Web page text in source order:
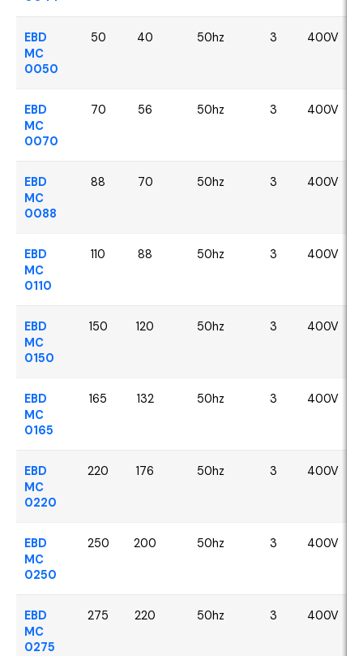
EBD
MC
0050
50 40 50hz 3 400V
EBD
MC
0070
70 56 50hz 3 400V
EBD
MC
0088
88 70 50hz 3 400V
EBD
MC
0110
110 88 50hz 3 400V
EBD
MC
0150
150 120 50hz 3 400V
EBD
MC
0165
165 132 50hz 3 400V
EBD
MC
0220
220 176 50hz 3 400V
EBD
MC
0250
250 200 50hz 3 400V
EBD
MC
0275
275 220 50hz 3 400V